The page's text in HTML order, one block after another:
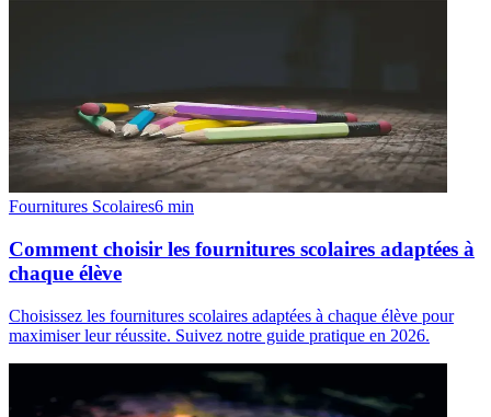
Fournitures Scolaires6 min
Comment choisir les fournitures scolaires adaptées à
chaque élève
Choisissez les fournitures scolaires adaptées à chaque élève pour
maximiser leur réussite. Suivez notre guide pratique en 2026.